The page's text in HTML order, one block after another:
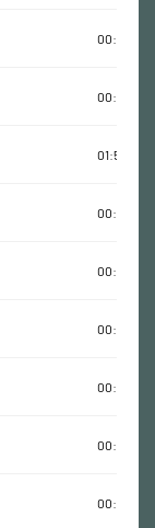
00:35:49
00:25:35
01:54:32
00:50:34
00:00:15
00:25:03
00:43:04
00:51:59
00:00:30